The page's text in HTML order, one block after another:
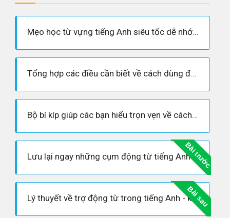
Mẹo học từ vựng tiếng Anh siêu tốc dễ nhớ nhất - không thể bỏ qua
Tổng hợp các điều cần biết về cách dùng đại từ quan hệ trong tiếng Anh
Bộ bí kíp giúp các bạn hiểu trọn vẹn về cách sử dụng câu tường thuật
Bài trước
Lưu lại ngay những cụm động từ tiếng Anh thông dụng - Phrasal Verbs
Bài sau
Lý thuyết về trợ động từ trong tiếng Anh - khi nào dùng trợ động từ ?